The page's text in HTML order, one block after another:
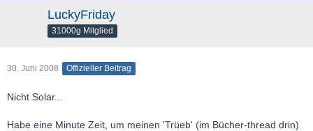
LuckyFriday
31000g Mitglied
30. Juni 2008 Offizieller Beitrag
Nicht Solar...
Habe eine Minute Zeit, um meinen 'Trüeb' (im Bücher-thread drin)